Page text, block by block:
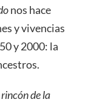
nos hace
y vivencias
y 2000: la
de la